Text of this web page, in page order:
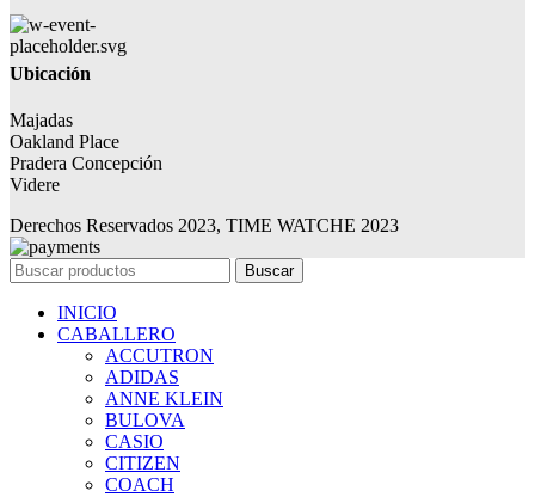
Ubicación
Majadas
Oakland Place
Pradera Concepción
Videre
Derechos Reservados 2023, TIME WATCHE 2023
Buscar
INICIO
CABALLERO
ACCUTRON
ADIDAS
ANNE KLEIN
BULOVA
CASIO
CITIZEN
COACH